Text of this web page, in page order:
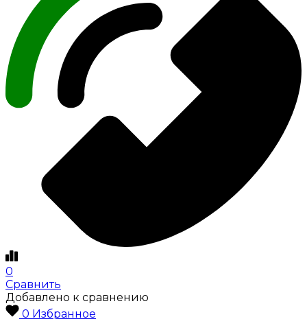
0
Сравнить
Добавлено к сравнению
0 Избранное